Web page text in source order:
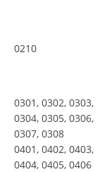
0210
0301, 0302, 0303,
0304, 0305, 0306,
0307, 0308
0401, 0402, 0403,
0404, 0405, 0406